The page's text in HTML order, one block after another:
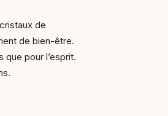
de
de bien-être.
pour l’esprit.